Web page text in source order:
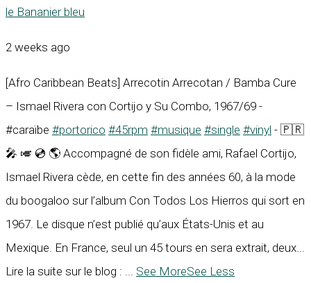
le Bananier bleu
2 weeks ago
[Afro Caribbean Beats] Arrecotin Arrecotan / Bamba Cure
– Ismael Rivera con Cortijo y Su Combo, 1967/69 -
#caraïbe #portorico #45rpm #musique #single #vinyl - 🇵🇷
🎤 🎺 💿 🌎 Accompagné de son fidèle ami, Rafael Cortijo,
Ismael Rivera cède, en cette fin des années 60, à la mode
du boogaloo sur l’album Con Todos Los Hierros qui sort en
1967. Le disque n’est publié qu’aux États-Unis et au
Mexique. En France, seul un 45 tours en sera extrait, deux...
Lire la suite sur le blog : ... See MoreSee Less